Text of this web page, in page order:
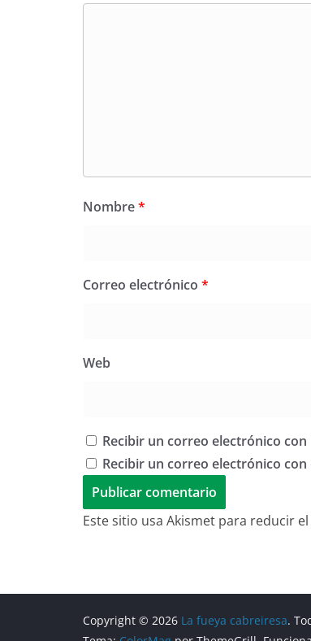
Nombre*
Correo electrónico *
Web
Recibir un correo electrónico
Recibir un correo electrónico
Este sitio usa Akismet para reducir
Copyright © 2026 La fueya cabreiresa.